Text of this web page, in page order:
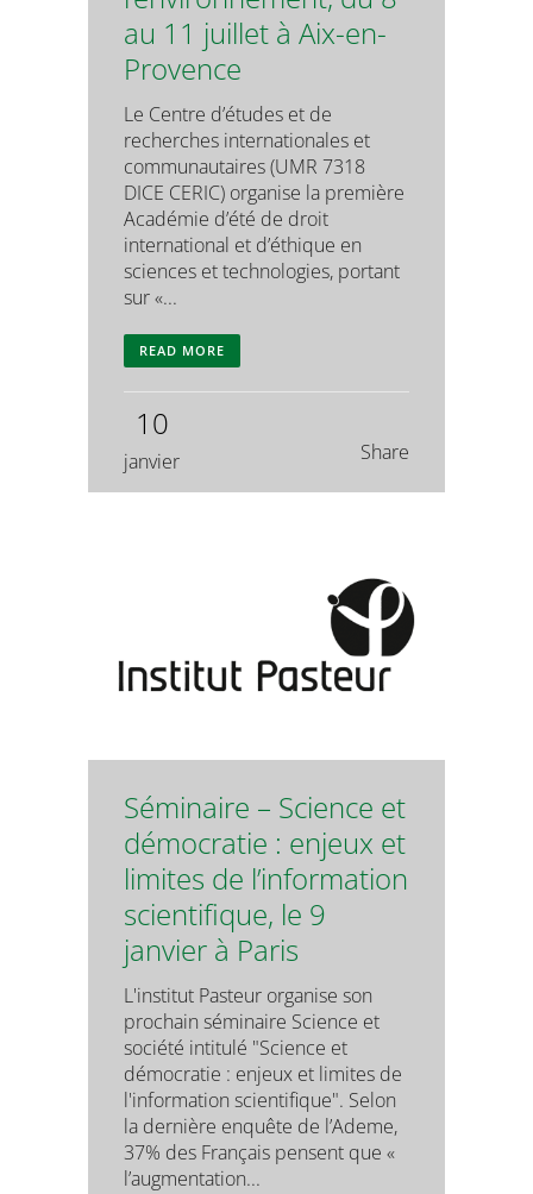
au 11 juillet à Aix-en-
Provence
Le Centre d’études et de
recherches internationales et
communautaires (UMR 7318
DICE CERIC) organise la première
Académie d’été de droit
international et d’éthique en
sciences et technologies, portant
sur «...
READ MORE
10
janvier Share
Séminaire – Science et
démocratie : enjeux et
limites de l’information
scientifique, le 9
janvier à Paris
L'institut Pasteur organise son
prochain séminaire Science et
société intitulé "Science et
démocratie : enjeux et limites de
l'information scientifique". Selon
la dernière enquête de l’Ademe,
37% des Français pensent que «
l’augmentation...